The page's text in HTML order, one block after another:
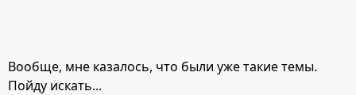
Вообще, мне казалось, что были уже такие темы.
Пойду искать...